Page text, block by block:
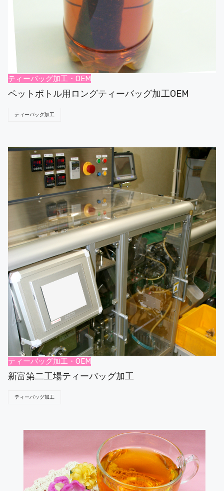
ティーバッグ加工・OEM
ペットボトル用ロングティーバッグ加工OEM
ティーバッグ加工
ティーバッグ加工・OEM
新富第二工場ティーバッグ加工
ティーバッグ加工